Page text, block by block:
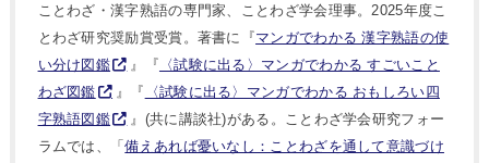
ことわざ・漢字熟語の専門家、ことわざ学会理事。2025年度こ
とわざ研究奨励賞受賞。著書に『マンガでわかる 漢字熟語の使
い分け図鑑
』『 〈試験に出る〉マンガでわかる すごいこと
わざ図鑑
』『
〈試験に出る〉マンガでわかる おもしろい四
字熟語図鑑
』(共に講談社)がある。ことわざ学会研究フォー
ラムでは、「備えあれば憂いなし：ことわざを通して意識づけ